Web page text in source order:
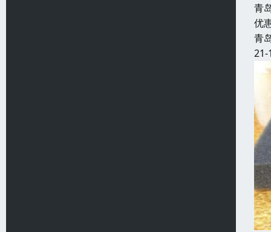
青
优
青
21-